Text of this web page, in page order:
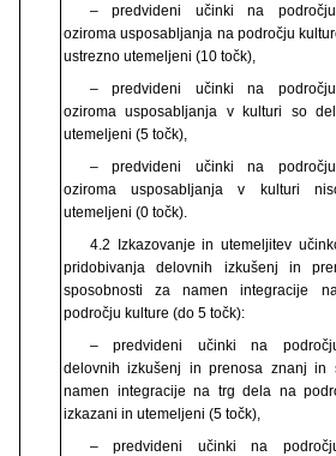
– predvideni učinki na področju
oziroma usposabljanja na področju
ustrezno utemeljeni (10 točk),
– predvideni učinki na področju
oziroma usposabljanja v kulturi so
utemeljeni (5 točk),
– predvideni učinki na področju
oziroma usposabljanja v kulturi
utemeljeni (0 točk).
4.2 Izkazovanje in utemeljitev
pridobivanja delovnih izkušenj in
sposobnosti za namen integracije
področju kulture (do 5 točk):
– predvideni učinki na
delovnih izkušenj in prenosa znanj in
namen integracije na trg dela na
izkazani in utemeljeni (5 točk),
– predvideni učinki na